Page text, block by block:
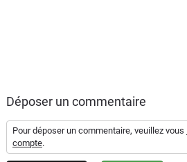
Déposer un commentaire
Pour déposer un commentaire, veuillez vous
compte.